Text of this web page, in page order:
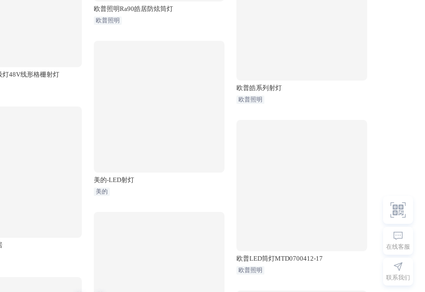
灯48V线形格栅射灯
欧普照明Ra90皓居防炫筒灯
欧普照明
美的-LED射灯
美的
欧普皓系列射灯
欧普照明
欧普LED筒灯MTD0700412-17
欧普照明
在线客服
联系我们